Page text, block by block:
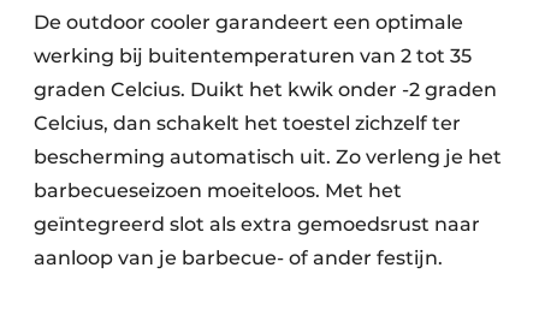
De outdoor cooler garandeert een optimale
werking bij buitentemperaturen van 2 tot 35
graden Celcius. Duikt het kwik onder -2 graden
Celcius, dan schakelt het toestel zichzelf ter
bescherming automatisch uit. Zo verleng je het
barbecueseizoen moeiteloos. Met het
geïntegreerd slot als extra gemoedsrust naar
aanloop van je barbecue- of ander festijn.